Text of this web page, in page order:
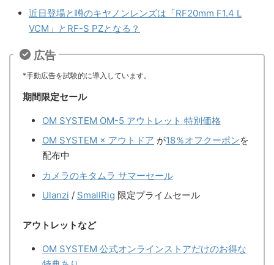
近日登場と噂のキヤノンレンズは「RF20mm F1.4 L
VCM」とRF-S PZとなる？
広告
*手動広告を試験的に導入しています。
期間限定セール
OM SYSTEM OM-5 アウトレット 特別価格
OM SYSTEM × アウトドア が18％オフクーポンを
配布中
カメラのキタムラ サマーセール
Ulanzi / SmallRig 限定プライムセール
アウトレットなど
OM SYSTEM 公式オンラインストアだけのお得な